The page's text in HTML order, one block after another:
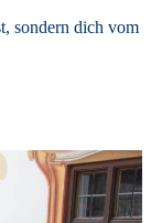
sondern dich vom